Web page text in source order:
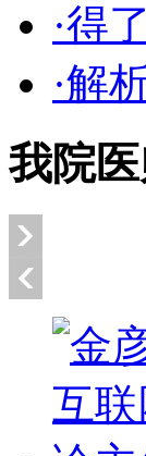
·得
·解
我院